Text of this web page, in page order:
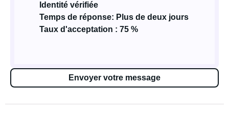
Identité vérifiée
Temps de réponse: Plus de deux jours
Taux d'acceptation : 75 %
Envoyer votre message